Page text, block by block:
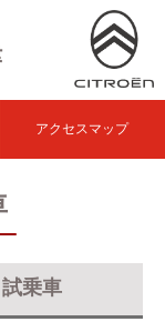
アクセスマップ
試乗車